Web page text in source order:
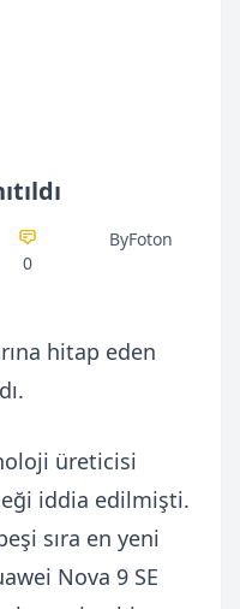
0
ByFoton
hitap eden
üreticisi
iddia edilmişti.
sıra en yeni
Nova 9 SE